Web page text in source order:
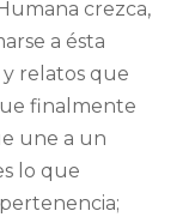
crezca,
a ésta
y relatos que
finalmente
une a un
lo que